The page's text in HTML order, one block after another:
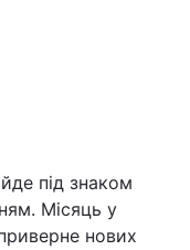
під знаком
Місяць у
нових